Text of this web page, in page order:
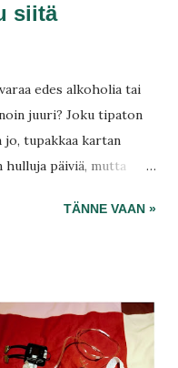
siitä
edes alkoholia tai
juuri? Joku tipaton
tupakkaa kartan
päiviä, mutta
säästämisen
TÄNNE VAAN »